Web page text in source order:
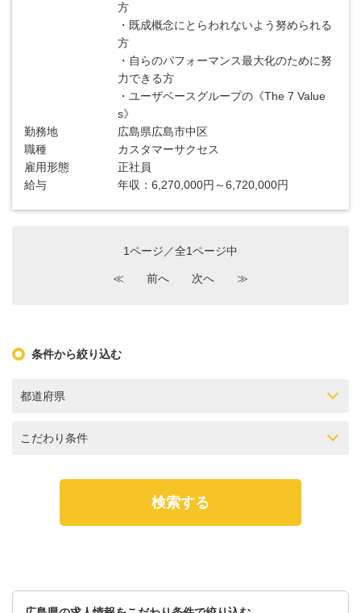
方
・既成概念にとらわれないよう努められる
方
・自らのパフォーマンス最大化のために努
力できる方
・ユーザベースグループの《The 7 Value
s》
勤務地
広島県広島市中区
職種
カスタマーサクセス
雇用形態
正社員
給与
年収：6,270,000円～6,720,000円
1ページ／全1ページ中
≪ 前へ 次へ ≫
条件から絞り込む
都道府県
こだわり条件